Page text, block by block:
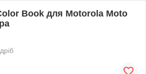
Book для Motorola Moto